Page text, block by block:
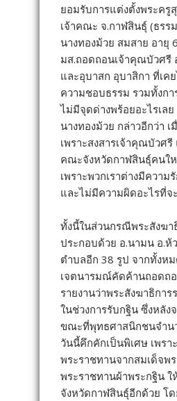
ยอมรับการแต่งตั้งพระครู
เจ้าคณะ จ.กาฬสินธุ์ (ธร
นางทองม้วย สมสาย อายุ
มส.ถอดถอนเจ้าคุณบัวศรี
และอุบาสก อุบาสิกา ที่เค
ความชอบธรรม รวมทั้งก
ไม่มีจุดด่างพร้อยอะไรเลย
นางทองม้วย กล่าวอีกว่า
เพราะสงสารเจ้าคุณบัวศ
คณะจังหวัดกาฬสินธุ์คนใ
เพราะพวกเราต่างมีควา
และไม่มีความผิดอะไรที่
ทั้งนี้ในส่วนกรณีพระสังฆา
ประกอบด้วย อ.นามน อ.ห้
ตำบลอีก 38 รูป จากทั้งห
เจตนารมณ์คัดค้านถอดถ
รายงานว่าพระสังฆาธิกา
ในช่วงการรับกฐิน ซึ่งหลั
ขณะที่พุทธศาสนิกชนจำน
วันนี้คึกคักเป็นพิเศษ เพร
พระราชทานจากสมเด็จพ
พระราชทานผ้าพระกฐิน
จังหวัดกาฬสินธุ์อีกด้วย โ